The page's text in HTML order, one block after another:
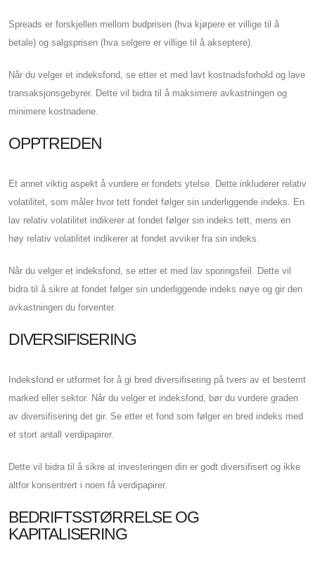
Spreads er forskjellen mellom budprisen (hva kjøpere er villige til å
betale) og salgsprisen (hva selgere er villige til å akseptere).
Når du velger et indeksfond, se etter et med lavt kostnadsforhold og lave
transaksjonsgebyrer. Dette vil bidra til å maksimere avkastningen og
minimere kostnadene.
OPPTREDEN
Et annet viktig aspekt å vurdere er fondets ytelse. Dette inkluderer relativ
volatilitet, som måler hvor tett fondet følger sin underliggende indeks. En
lav relativ volatilitet indikerer at fondet følger sin indeks tett, mens en
høy relativ volatilitet indikerer at fondet avviker fra sin indeks.
Når du velger et indeksfond, se etter et med lav sporingsfeil. Dette vil
bidra til å sikre at fondet følger sin underliggende indeks nøye og gir den
avkastningen du forventer.
DIVERSIFISERING
Indeksfond er utformet for å gi bred diversifisering på tvers av et bestemt
marked eller sektor. Når du velger et indeksfond, bør du vurdere graden
av diversifisering det gir. Se etter et fond som følger en bred indeks med
et stort antall verdipapirer.
Dette vil bidra til å sikre at investeringen din er godt diversifisert og ikke
altfor konsentrert i noen få verdipapirer.
BEDRIFTSSTØRRELSE OG
KAPITALISERING